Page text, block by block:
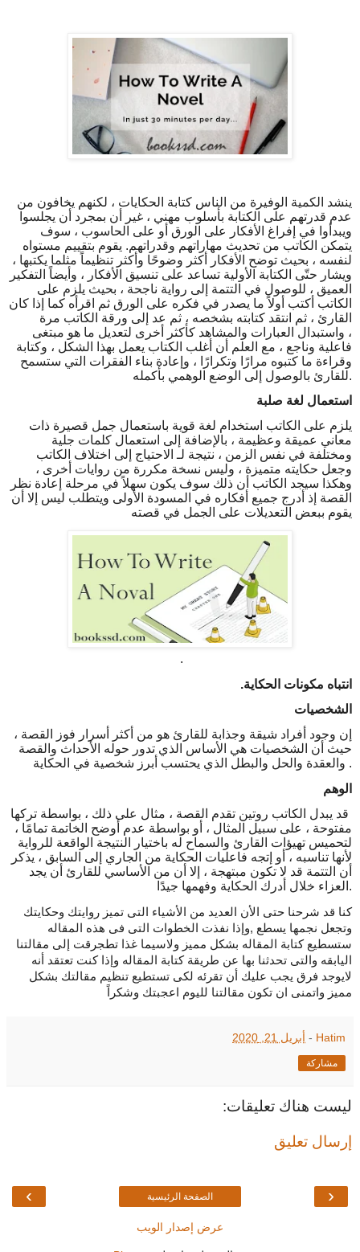
ينشد الكمية الوفيرة من الناس كتابة الحكايات ، لكنهم يخافون من
عدم قدرتهم على الكتابة بأسلوب مهني ، غير أن بمجرد أن يجلسوا
ويبدأوا في إفراغ الأفكار على الورق أو على الحاسوب ، سوف
يتمكن الكاتب من تحديث مهاراتهم وقدراتهم. يقوم بتقييم مستواه
لنفسه ، بحيث توضح الأفكار أكثر وضوحًا وأكثر تنظيماً مثلما يكتبها ،
ويشار حتّى الكتابة الأولية تساعد على تنسيق الأفكار ، وأيضاً التفكير
العميق ، للوصول في التتمة إلى رواية ناجحة ، بحيث يلزم على
الكاتب أكتب أولاً ما يصدر في فكره على الورق ثم اقرأه كما إذا كان
القارئ ، ثم انتقد كتابته بشخصه ، ثم عد إلى ورقة الكاتب مرة
أخرى لتعديل ما هو مبتغى
، واستبدال العبارات والمشاهد كأكثر
فاعلية وناجع ، مع العلم أن أغلب الكتاب يعمل بهذا الشكل ، وكتابة
وقراءة ما كتبوه مرارًا وتكرارًا ، وإعادة بناء الفقرات التي ستسمح
للقارئ بالوصول إلى الوضع الوهمي بأكمله.
استعمال لغة صلبة
يلزم على الكاتب استخدام لغة قوية باستعمال جمل قصيرة ذات
معاني عميقة وعظيمة ، بالإضافة إلى استعمال كلمات جلية
ومختلفة في نفس الزمن ، نتيجة لـ الاحتياج إلى اختلاف الكاتب
وجعل حكايته متميزة ، وليس نسخة مكررة من روايات أخرى ،
وهكذا سيجد الكاتب أن ذلك سوف يكون سهلاً في مرحلة إعادة نظر
القصة إذ أدرج جميع أفكاره في المسودة الأولى ويتطلب ليس إلا أن
يقوم ببعض التعديلات على الجمل في قصته
.
انتباه مكونات الحكاية.
الشخصيات
إن وجود أفراد شيقة وجذابة للقارئ هو من أكثر أسرار فوز القصة ،
حيث أن الشخصيات هي الأساس الذي تدور حوله الأحداث والقصة
والعقدة والحل والبطل الذي يحتسب أبرز شخصية في الحكاية .
الوهم
قد يبدل الكاتب روتين تقدم القصة ، مثال على ذلك ، بواسطة تركها
مفتوحة ، على سبيل المثال ، أو بواسطة عدم أوضح الخاتمة تمامًا ،
لتحميس تهيؤات القارئ والسماح له باختيار النتيجة الواقعة للرواية
لأنها تناسبه ، أو إتجه فاعليات الحكاية من الجاري إلى السابق ، يذكر
أن التتمة قد لا تكون مبتهجة ، إلا أن من الأساسي للقارئ أن يجد
العزاء خلال أدرك الحكاية وفهمها جيدًا .
كنا قد شرحنا حتى الأن العديد من الأشياء التى تميز روايتك وحكايتك
وتجعل نجمها يسطع ,وإذا نفذت الخطوات التى فى هذه المقاله
ستسطيع كتابة المقاله بشكل مميز ولاسيما غذا تطجرقت إلى مقالتنا
اليابقه والتى تحدثنا بها عن طريقة كتابة المقاله وإذا كنت تعتقد أنه
لايوجد فرق يجب عليك أن تقرئه لكى تستطيع تنظيم مقالتك بشكل
مميز واتمنى ان تكون مقالتنا لليوم اعجبتك وشكراً
Hatim
- أبريل 21, 2020
مشاركة
ليست هناك تعليقات:
إرسال تعليق
‹
› الصفحة الرئيسية
عرض إصدار الويب